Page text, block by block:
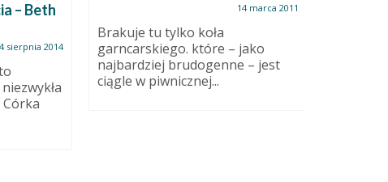
– Beth
4 sierpnia 2014
14 marca 2011
Brakuje tu tylko koła
garncarskiego. które – jako
najbardziej brudogenne – jest
ciągle w piwnicznej...